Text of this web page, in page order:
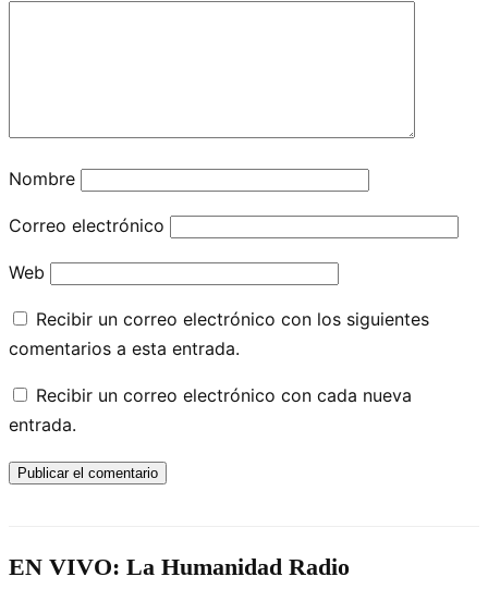
Nombre
Correo electrónico
Web
Recibir un correo electrónico con los siguientes
comentarios a esta entrada.
Recibir un correo electrónico con cada nueva
entrada.
EN VIVO: La Humanidad Radio